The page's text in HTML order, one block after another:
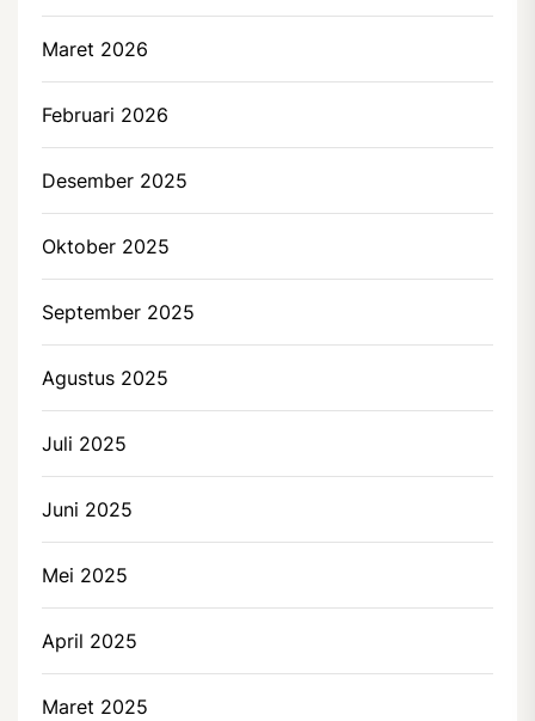
Maret 2026
Februari 2026
Desember 2025
Oktober 2025
September 2025
Agustus 2025
Juli 2025
Juni 2025
Mei 2025
April 2025
Maret 2025